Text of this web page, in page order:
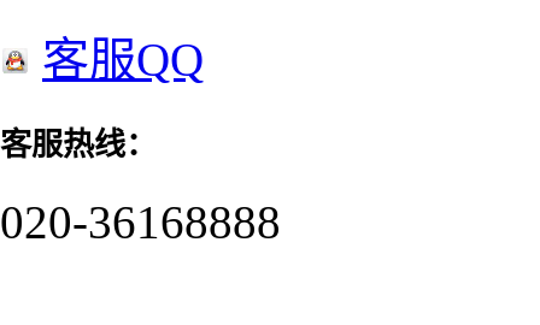
客服QQ
客服热线：
020-36168888